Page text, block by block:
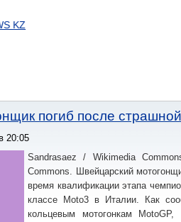
погиб после
20:05
Sandrasaez / Wikimedia
Commons. Швейцарский
время квалификации этапа
классе Moto3 в Италии. Как
кольцевым мотогонкам